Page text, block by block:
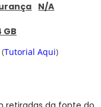
N/A
GB
(Tutorial Aqui)